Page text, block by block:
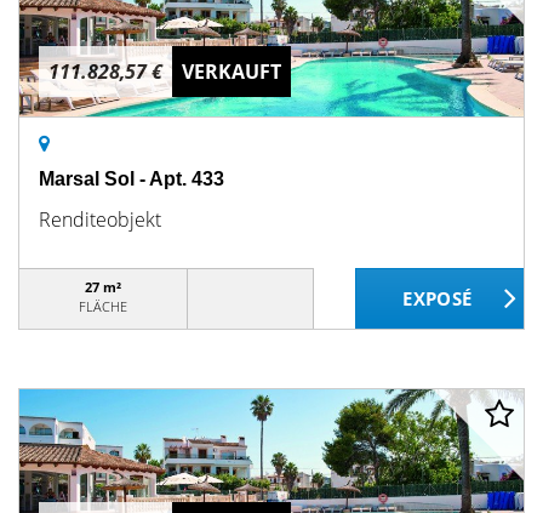
111.828,57 € VERKAUFT
Marsal Sol - Apt. 433
Renditeobjekt
27 m²
FLÄCHE